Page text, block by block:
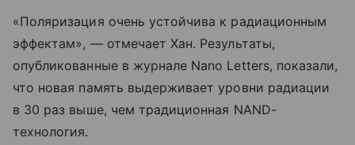
«Поляризация очень устойчива к радиационным
эффектам», — отмечает Хан. Результаты,
опубликованные в журнале Nano Letters, показали,
что новая память выдерживает уровни радиации
в 30 раз выше, чем традиционная NAND-
технология.